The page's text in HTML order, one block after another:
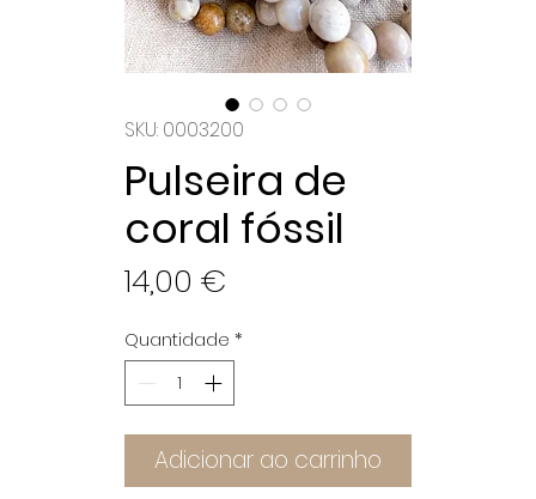
SKU: 0003200
Pulseira de
coral fóssil
14,00 €
Quantidade *
Adicionar ao carrinho